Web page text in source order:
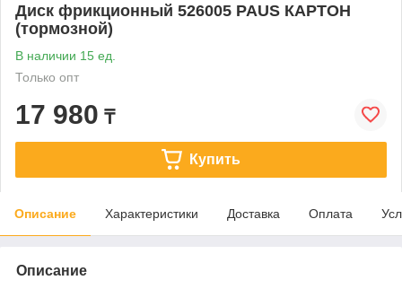
Диск фрикционный 526005 PAUS КАРТОН
(тормозной)
В наличии 15 ед.
Только опт
17 980 ₸
Купить
Описание Характеристики Доставка Оплата
Описание